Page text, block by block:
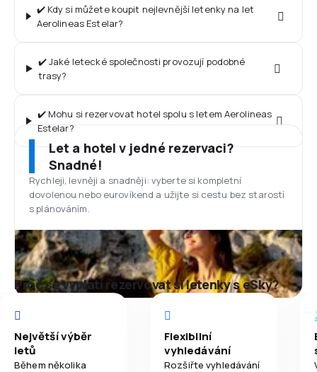
✔️ Kdy si můžete koupit nejlevnější letenky na let
Aerolineas Estelar?
✔️ Jaké letecké společnosti provozují podobné
trasy?
✔️ Mohu si rezervovat hotel spolu s letem Aerolineas
Estelar?
Let a hotel v jedné rezervaci?
Snadné!
Rychleji, levněji a snadněji: vyberte si kompletní
dovolenou nebo eurovíkend a užijte si cestu bez starostí
s plánováním.
Proč se vyplatí rezervovat si letenky s eSky?
Největší výběr
letů
Během několika
Flexibilní
vyhledávání
Rozšiřte vyhledávání